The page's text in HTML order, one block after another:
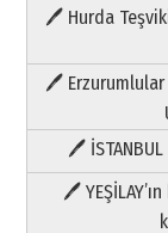
🖊 Hurda
🖊 Erzurumlular
🖊 İSTANBUL
🖊
Paranın Aile
03 Ağustos 2026
09